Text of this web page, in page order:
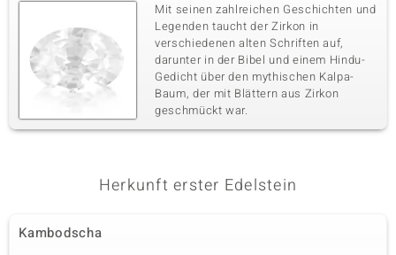
Mit seinen zahlreichen Geschichten und
Legenden taucht der Zirkon in
verschiedenen alten Schriften auf,
darunter in der Bibel und einem Hindu-
Gedicht über den mythischen Kalpa-
Baum, der mit Blättern aus Zirkon
geschmückt war.
Herkunft erster Edelstein
Kambodscha